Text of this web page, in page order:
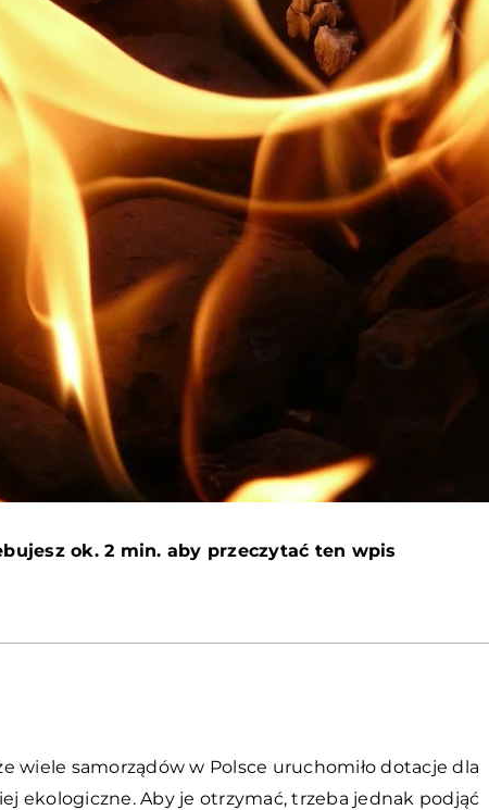
ok. 2 min. aby przeczytać ten wpis
wiele samorządów w Polsce uruchomiło dotacje dla
ekologiczne. Aby je otrzymać, trzeba jednak podjąć